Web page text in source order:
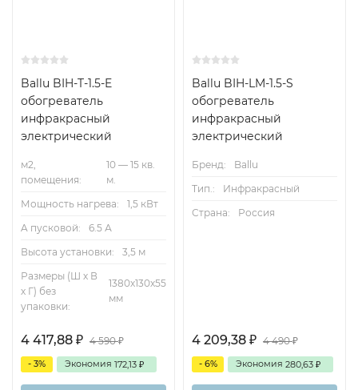
Ballu BIH-T-1.5-E
обогреватель
инфракрасный
электрический
м2,
помещения:
10 — 15 кв.
м.
Мощность нагрева:
1,5 кВт
A пусковой:
6.5 А
Высота установки:
3,5 м
Размеры (Ш х В
х Г) без
упаковки:
1380х130х55
мм
4 417,88 ₽ 4 590₽
- 3% Экономия 172,13 ₽
Ballu BIH-LM-1.5-S
обогреватель
инфракрасный
электрический
Бренд:
Ballu
Тип.:
Инфракрасный
Страна:
Россия
4 209,38 ₽ 4 490₽
- 6% Экономия 280,63 ₽